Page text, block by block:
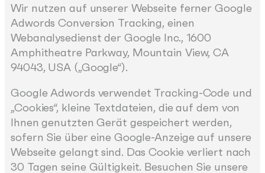
Wir nutzen auf unserer Webseite ferner Google
Adwords Conversion Tracking, einen
Webanalysedienst der Google Inc., 1600
Amphitheatre Parkway, Mountain View, CA
94043, USA („Google“).
Google Adwords verwendet Tracking-Code und
„Cookies“, kleine Textdateien, die auf dem von
Ihnen genutzten Gerät gespeichert werden,
sofern Sie über eine Google-Anzeige auf unsere
Webseite gelangt sind. Das Cookie verliert nach
30 Tagen seine Gültigkeit. Besuchen Sie unsere